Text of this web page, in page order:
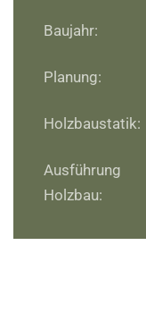
Baujahr:
Planung:
Holzbaustatik:
Ausführung
Holzbau: